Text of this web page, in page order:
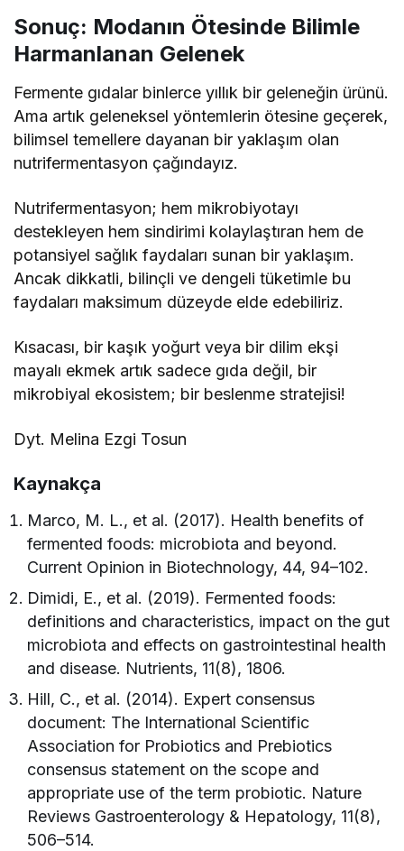
Sonuç: Modanın Ötesinde Bilimle
Harmanlanan Gelenek
Fermente gıdalar binlerce yıllık bir geleneğin ürünü.
Ama artık geleneksel yöntemlerin ötesine geçerek,
bilimsel temellere dayanan bir yaklaşım olan
nutrifermentasyon çağındayız.
Nutrifermentasyon; hem mikrobiyotayı
destekleyen hem sindirimi kolaylaştıran hem de
potansiyel sağlık faydaları sunan bir yaklaşım.
Ancak dikkatli, bilinçli ve dengeli tüketimle bu
faydaları maksimum düzeyde elde edebiliriz.
Kısacası, bir kaşık yoğurt veya bir dilim ekşi
mayalı ekmek artık sadece gıda değil, bir
mikrobiyal ekosistem; bir beslenme stratejisi!
Dyt. Melina Ezgi Tosun
Kaynakça
Marco, M. L., et al. (2017). Health benefits of
fermented foods: microbiota and beyond.
Current Opinion in Biotechnology, 44, 94–102.
Dimidi, E., et al. (2019). Fermented foods:
definitions and characteristics, impact on the gut
microbiota and effects on gastrointestinal health
and disease. Nutrients, 11(8), 1806.
Hill, C., et al. (2014). Expert consensus
document: The International Scientific
Association for Probiotics and Prebiotics
consensus statement on the scope and
appropriate use of the term probiotic. Nature
Reviews Gastroenterology & Hepatology, 11(8),
506–514.